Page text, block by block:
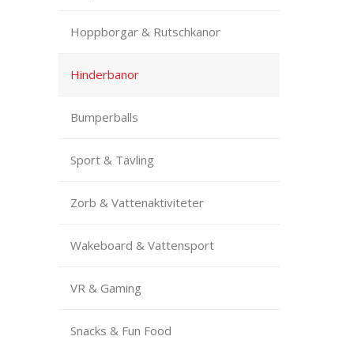
Hoppborgar & Rutschkanor
Hinderbanor
Bumperballs
Sport & Tävling
Zorb & Vattenaktiviteter
Wakeboard & Vattensport
VR & Gaming
Snacks & Fun Food